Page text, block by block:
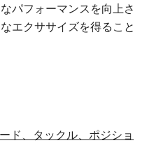
パフォーマンスを向上さ
エクササイズを得ること
ド、タックル、ポジショ